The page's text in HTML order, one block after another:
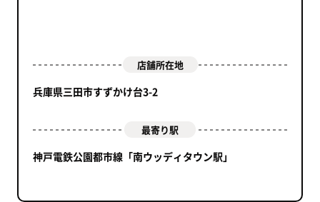
店舗所在地
兵庫県三田市すずかけ台3-2
最寄り駅
神戸電鉄公園都市線「南ウッディタウン駅」